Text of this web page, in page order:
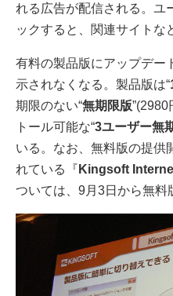
れる広告が配信される。ユ
ックすると、関連サイトな
有料の製品版にアップデー
示されなくなる。製品版は“
期限のない“無期限版
トール可能な“3ユーザー無
いる。なお、無料版の提供
れている『 Kingsoft
ついては、9月3日から無料